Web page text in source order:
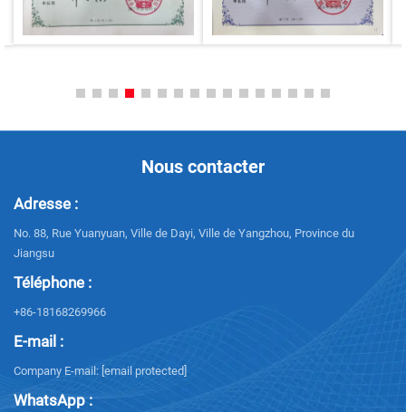
Nous contacter
Adresse :
No. 88, Rue Yuanyuan, Ville de Dayi, Ville de Yangzhou, Province du
Jiangsu
Téléphone :
+86-18168269966
E-mail :
Company E-mail: [email protected]
WhatsApp :